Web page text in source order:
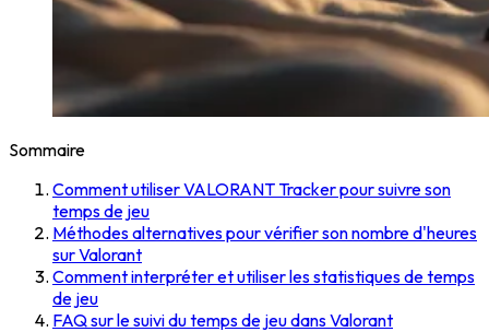
Sommaire
Comment utiliser VALORANT Tracker pour suivre son
temps de jeu
Méthodes alternatives pour vérifier son nombre d'heures
sur Valorant
Comment interpréter et utiliser les statistiques de temps
de jeu
FAQ sur le suivi du temps de jeu dans Valorant